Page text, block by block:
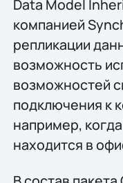
Data Model
компанией
репликации
возможность
возможностей
подключения к
например,
находится в